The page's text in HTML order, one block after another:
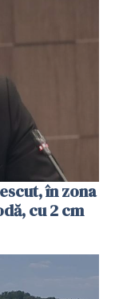
în zona
cu 2 cm